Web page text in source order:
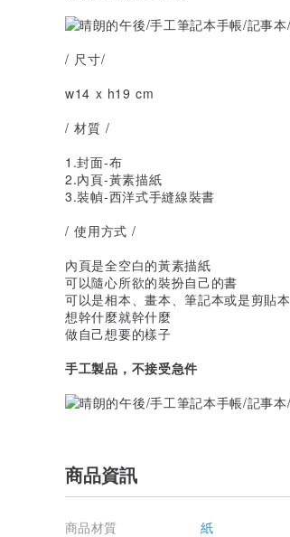
/ 尺寸/
w14 x h19 cm
/ 材質 /
1.封面-布
2.內頁-黃素描紙
3.裝幀-西洋式手縫線裝書
/ 使用方式 /
內頁是全空白的黃素描紙
可以隨心所欲的裝扮自己的書
可以是相本、畫本、筆記本或是剪貼本
想幹什麼就幹什麼
做自己想要的樣子
手工製品，不接受急件
商品資訊
商品材質
紙